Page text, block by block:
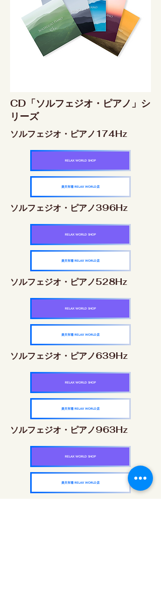
CD「ソルフェジオ・ピアノ」シ
リーズ
ソルフェジオ・ピアノ174Hz
RELAX WORLD SHOP
楽天市場 RELAX WORLD店
ソルフェジオ・ピアノ396Hz
RELAX WORLD SHOP
楽天市場 RELAX WORLD店
ソルフェジオ・ピアノ528Hz
RELAX WORLD SHOP
楽天市場 RELAX WORLD店
ソルフェジオ・ピアノ639Hz
RELAX WORLD SHOP
楽天市場 RELAX WORLD店
ソルフェジオ・ピアノ963Hz
RELAX WORLD SHOP
楽天市場 RELAX WORLD店